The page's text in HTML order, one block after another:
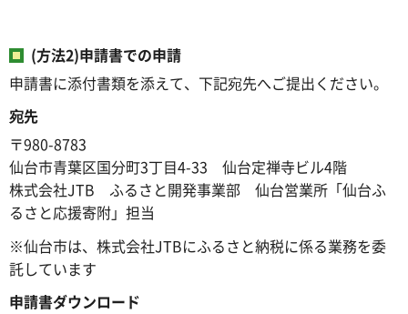
(方法2)申請書での申請
申請書に添付書類を添えて、下記宛先へご提出ください。
宛先
〒980-8783
仙台市青葉区国分町3丁目4-33 仙台定禅寺ビル4階
株式会社JTB ふるさと開発事業部 仙台営業所「仙台ふ
るさと応援寄附」担当
※仙台市は、株式会社JTBにふるさと納税に係る業務を委
託しています
申請書ダウンロード